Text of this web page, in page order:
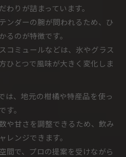
りが詰まっています。
ンダーの腕が問われるため、ひ
るのが特徴です。
コミュールなどは、氷やグラス
ひとつで風味が大きく変化しま
は、地元の柑橘や特産品を使っ
。
や甘さを調整できるため、飲み
レンジできます。
間で、プロの提案を受けながら